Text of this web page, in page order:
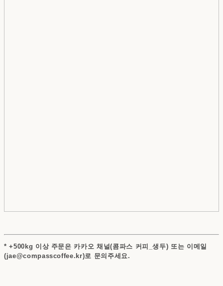
* +500kg 이상 주문은 카카오 채널(콤파스 커피_생두) 또는 이메일
(jae@compasscoffee.kr)로 문의주세요.